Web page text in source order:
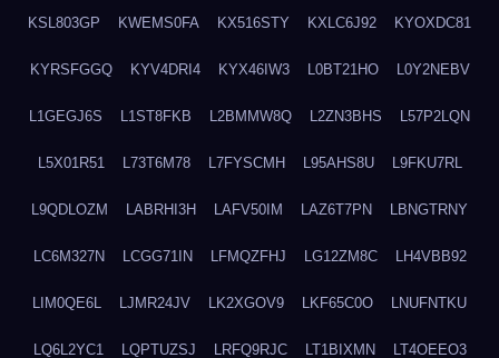
KSL803GP KWEMS0FA KX516STY KXLC6J92 KYOXDC81
KYRSFGGQ KYV4DRI4 KYX46IW3 L0BT21HO L0Y2NEBV
L1GEGJ6S L1ST8FKB L2BMMW8Q L2ZN3BHS L57P2LQN
L5X01R51 L73T6M78 L7FYSCMH L95AHS8U L9FKU7RL
L9QDLOZM LABRHI3H LAFV50IM LAZ6T7PN LBNGTRNY
LC6M327N LCGG71IN LFMQZFHJ LG12ZM8C LH4VBB92
LIM0QE6L LJMR24JV LK2XGOV9 LKF65C0O LNUFNTKU
LQ6L2YC1 LQPTUZSJ LRFQ9RJC LT1BIXMN LT4OEEO3